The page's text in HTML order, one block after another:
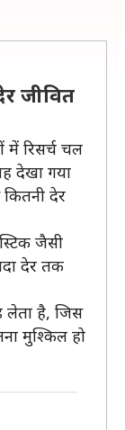
जीवित
रिसर्च चल
देखा गया
देर
जैसी
देर तक
लेता है, जिस
मुश्किल हो